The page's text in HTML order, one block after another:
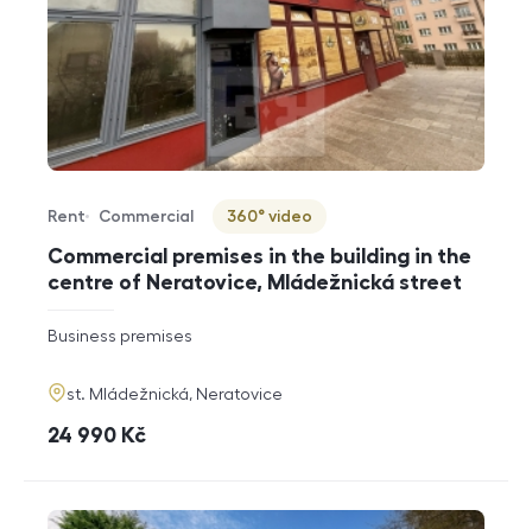
Commercial premises in the building in the
centre of Neratovice, Mládežnická street
Offer type
Rent
Property type
Commercial
Virtuální prohlídka
360° video
rozměry
disposition
Business premises
adresa
st. Mládežnická, Neratovice
cena
24 990 Kč